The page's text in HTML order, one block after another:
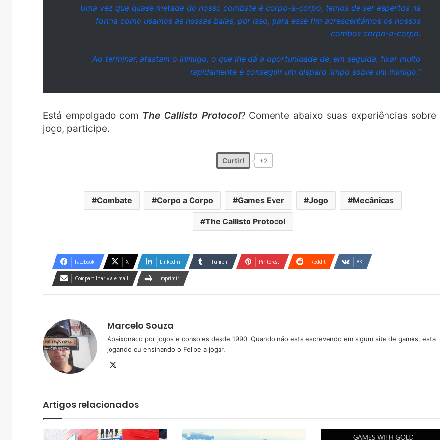
Uma vez que quase metade do nosso combate é corpo-a-corpo, temos de ser espertos na
forma como usamos as nossas balas, por isso, para esse fim acrescentámos os nossos
combos corpo-a-corpo.
Ao terminar, afastam o inimigo, o que lhe dá a oportunidade de, em seguida, fixar muito
rapidamente e conseguir um disparo limpo sobre um inimigo.”
Está empolgado com The Callisto Protocol? Comente abaixo suas experiências sobre
jogo, participe.
Curtir! +2
Combate Corpo a Corpo Games Ever Jogo Mecânicas
The Callisto Protocol
Facebook X Linkedin Tumblr Pinterest Reddit VK
Compartilhar via e-mail Imprimir
Marcelo Souza
Apaixonado por jogos e consoles desde 1990. Quando não esta escrevendo em algum site de games, esta
jogando ou ensinando o Felipe a jogar.
Artigos relacionados